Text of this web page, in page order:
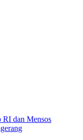
RI dan Mensos